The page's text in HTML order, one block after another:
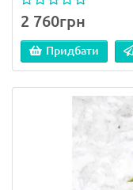
2 760грн
Придбати